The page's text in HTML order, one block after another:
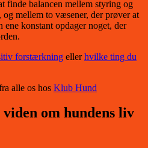
finde balancen mellem styring og
mellem to væsener, der prøver at
ene konstant opdager noget, der
forstærkning ellerhvilke ting du
alle os hos Klub Hund
om hundens liv